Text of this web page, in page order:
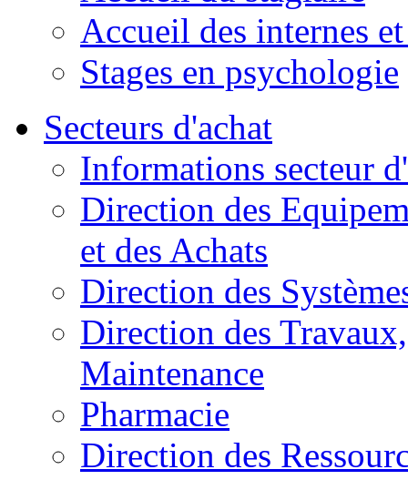
Accueil des internes
Stages en psychologie
Secteurs d'achat
Informations secteur
Direction des
et des Achats
Direction des
Direction des
Maintenance
Pharmacie
Direction des